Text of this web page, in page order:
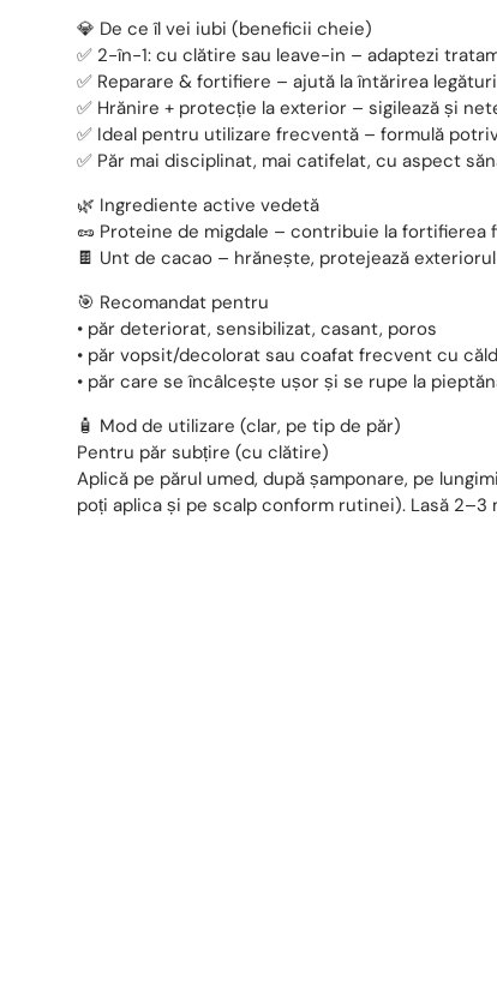
💎 De ce îl vei iubi (beneficii cheie)
✅ 2-în-1: cu clătire sau leave-in – adaptezi
✅ Reparare & fortifiere – ajută la întărirea
✅ Hrănire + protecție la exterior – sigilează și
✅ Ideal pentru utilizare frecventă – formulă
✅ Păr mai disciplinat, mai catifelat, cu aspect
🌿 Ingrediente active vedetă
🥜 Proteine de migdale – contribuie la fortifierea
🍫 Unt de cacao – hrănește, protejează
🎯 Recomandat pentru
• păr deteriorat, sensibilizat, casant, poros
• păr vopsit/decolorat sau coafat frecvent cu
• păr care se încâlcește ușor și se rupe la
🧴 Mod de utilizare (clar, pe tip de păr)
Pentru păr subțire (cu clătire)
Aplică pe părul umed, după șamponare, pe
poți aplica și pe scalp conform rutinei). Lasă